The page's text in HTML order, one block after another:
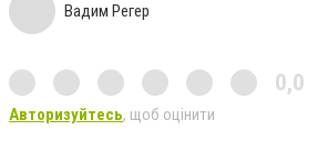
Вадим Регер
0,0
Авторизуйтесь, щоб оцінити